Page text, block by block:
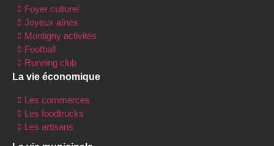
Foyer culturel
Joyeux aînés
Montigny activités
Football
Running club
La vie économique
Les commerces
Les foodtrucks
Les artisans